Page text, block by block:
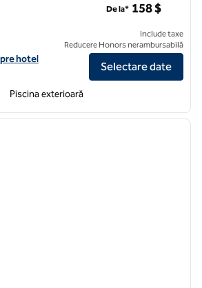
pentru Embassy Suites by Hilton Fort
hotel
De la* 158 $
Include taxe
Reducere Honors nerambursabilă
Selectare date
Piscina exterioară